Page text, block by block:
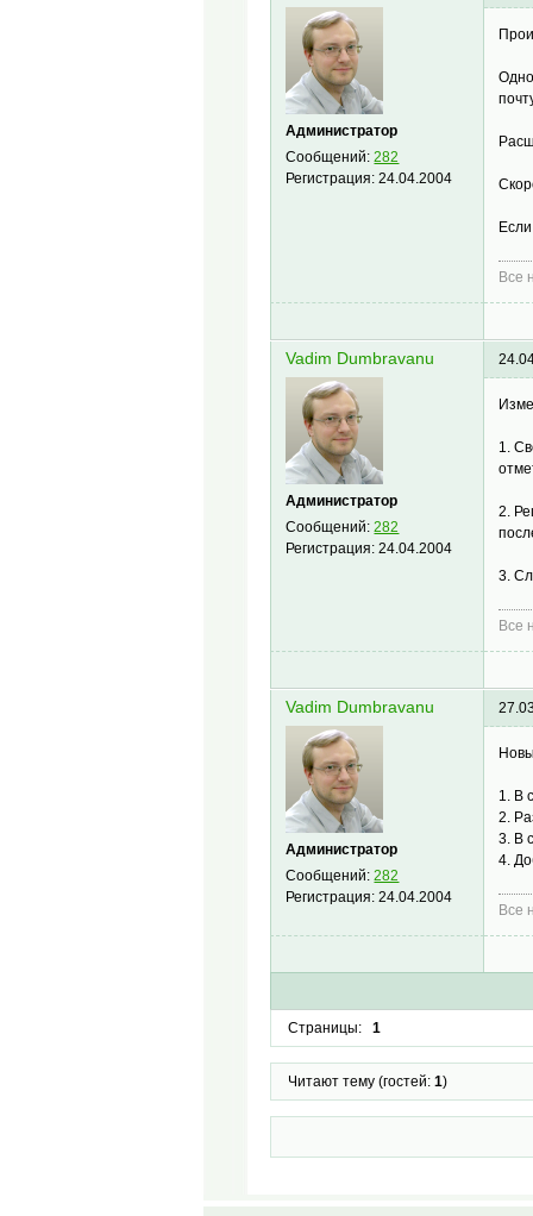
Администратор
Сообщений:282
Регистрация:24.04.2004
Все
Vadim Dumbravanu
Администратор
Сообщений:282
Регистрация:24.04.2004
1.
2.
3.
Все
Vadim Dumbravanu
Администратор
Сообщений:282
Регистрация:24.04.2004
1. В
2.
3. В
4.
Все
Страницы: 1
Читают тему (гостей: 1)